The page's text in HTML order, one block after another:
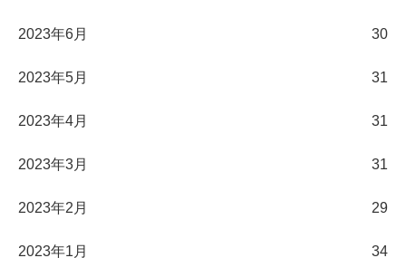
2023年6月 30
2023年5月 31
2023年4月 31
2023年3月 31
2023年2月 29
2023年1月 34